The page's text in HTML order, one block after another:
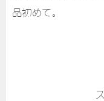
品初めて。